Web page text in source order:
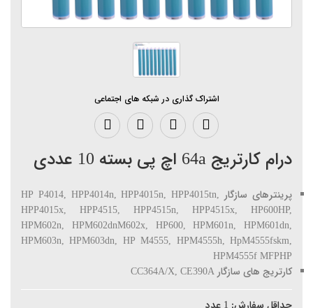
اشتراک گذاری در شبکه های اجتماعی
درام کارتریج 64a اچ پی بسته 10 عددی
پرینترهای سازگار HP P4014, HPP4014n, HPP4015n, HPP4015tn,
HPP4015x, HPP4515, HPP4515n, HPP4515x, HP600HP,
HPM602n, HPM602dnM602x, HP600, HPM601n, HPM601dn,
HPM603n, HPM603dn, HP M4555, HPM4555h, HpM4555fskm,
HPM4555f MFPHP
کارتریج های سازگار CC364A/X, CE390A